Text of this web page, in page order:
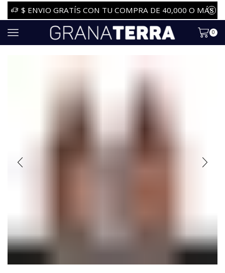
$ ENVIO GRATÍS CON TU COMPRA DE 40,000 O MÁS
0